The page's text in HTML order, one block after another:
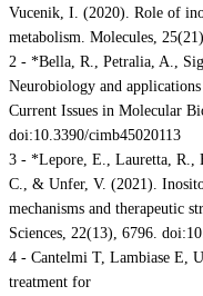
Vucenik, I. (2020). Role of
metabolism. Molecules,
2 - *Bella, R., Petralia, A.,
Neurobiology and
Current Issues in Molecular
doi:10.3390/cimb45020113
3 - *Lepore, E., Lauretta, R.,
C., & Unfer, V. (2021).
mechanisms and therapeutic
Sciences, 22(13), 6796.
4 - Cantelmi T, Lambiase E,
treatment for